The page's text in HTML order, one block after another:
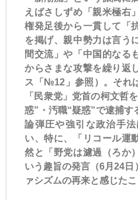
えばさしずめ「親米極右
権発足後から一貫して「
を掲げ、親中勢力は言う
間交流」や「中国的なる
からさまな攻撃を繰り返
ス「№12」参照）。それ
「民衆党」党首の柯文哲
惑”・汚職“疑惑”で逮捕
論弾圧や強引な政治手
い、特に、「リコール運
然と「野党は濾過（ろか
いう趣旨の発言（6月24
ァシズムの再来と感じたこ